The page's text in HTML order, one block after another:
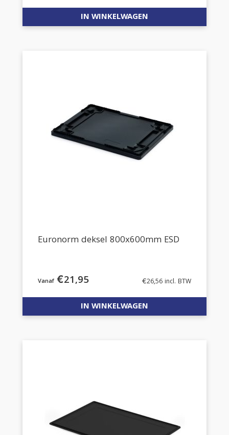
IN WINKELWAGEN
Euronorm deksel 800x600mm ESD
€21,95 €26,56 incl. BTW
IN WINKELWAGEN